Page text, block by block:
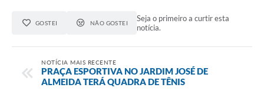
GOSTEI NÃO GOSTEI
Seja o primeiro a curtir esta
notícia.
NOTÍCIA MAIS RECENTE
PRAÇA ESPORTIVA NO JARDIM JOSÉ DE
ALMEIDA TERÁ QUADRA DE TÊNIS